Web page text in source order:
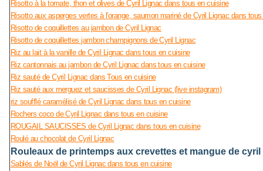
Risotto à la tomate, thon et olives de Cyril Lignac dans tous en cuisine
Risotto aux asperges vertes à l'orange, saumon mariné de Cyril Lignac dans
Risotto de coquillettes au jambon de Cyril Lignac
Risotto de coquillettes jambon champignons de Cyril Lignac
Riz au lait à la vanille de Cyril Lignac dans tous en cuisine
Riz cantonnais au jambon de Cyril Lignac dans tous en cuisine
Riz sauté de Cyril Lignac dans Tous en cuisine
Riz sauté aux merguez et saucisses de Cyril Lignac (live instagram)
riz soufflé caramélisé de Cyril Lignac dans tous en cuisine
Rochers coco de Cyril Lignac dans tous en cuisine
ROUGAIL SAUCISSES de Cyril Lignac dans tous en cuisine
Roulé au chocolat de Cyril Lignac
Rouleaux de printemps aux crevettes et mangue de
Sablés de Noël de Cyril Lignac dans tous en cuisine